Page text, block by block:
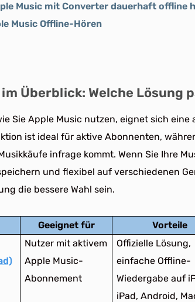
Music mit Converter dauerhaft offline
Music Offline-Hören
Überblick: Welche Lösung
Sie Apple Music nutzen, eignet sich eine
ist ideal für aktive Abonnenten,
infrage kommt. Wenn Sie Ihre
und flexibel auf verschiedenen
die bessere Wahl sein.
Geeignet für Vorteile
Nutzer mit aktivem
Apple Music-
Abonnement
Offizielle Lösung,
einfache Offline-
Wiedergabe auf
iPad, Android,